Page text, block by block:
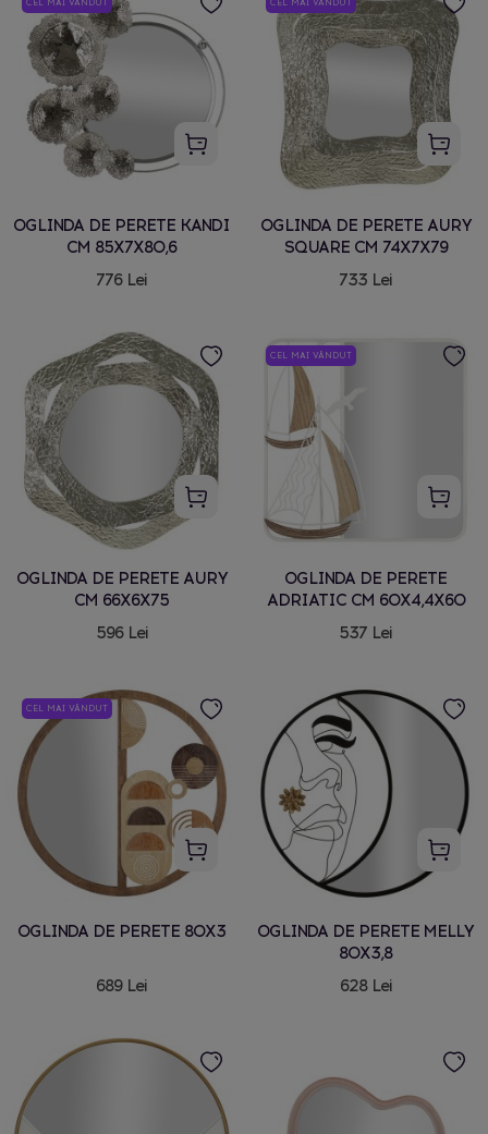
OGLINDA DE PERETE KANDI
CM 85X7X80,6
776 Lei
OGLINDA DE PERETE AURY
SQUARE CM 74X7X79
733 Lei
OGLINDA DE PERETE AURY
CM 66X6X75
596 Lei
CEL MAI VÂNDUT
OGLINDA DE PERETE
ADRIATIC CM 60X4,4X60
537 Lei
CEL MAI VÂNDUT
OGLINDA DE PERETE 80X3
689 Lei
OGLINDA DE PERETE MELLY
80X3,8
628 Lei